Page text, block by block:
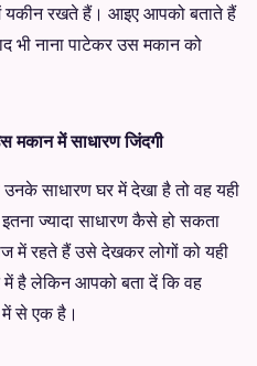
यकीन रखते हैं। आइए आपको बताते हैं
भी नाना पाटेकर उस मकान को
मकान में साधारण जिंदगी
साधारण घर में देखा है तो वह यही
ज्यादा साधारण कैसे हो सकता
में रहते हैं उसे देखकर लोगों को यही
है लेकिन आपको बता दें कि वह
से एक है।